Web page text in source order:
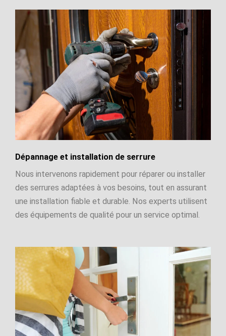
Dépannage et installation de serrure
Nous intervenons rapidement pour réparer ou installer
des serrures adaptées à vos besoins, tout en assurant
une installation fiable et durable. Nos experts utilisent
des équipements de qualité pour un service optimal.